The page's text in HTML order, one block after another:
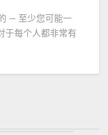
— 至少您可能一
于每个人都非常有